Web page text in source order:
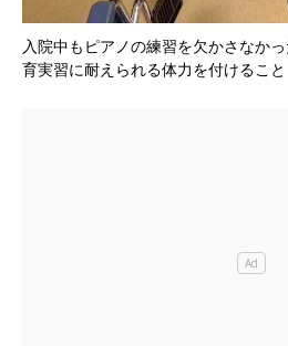
入院中もピアノの練習を欠かさなか
育実習に耐えられる体力を付けること